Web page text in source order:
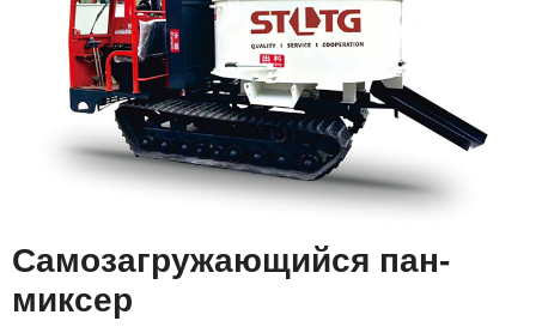
Самозагружающийся пан-
миксер